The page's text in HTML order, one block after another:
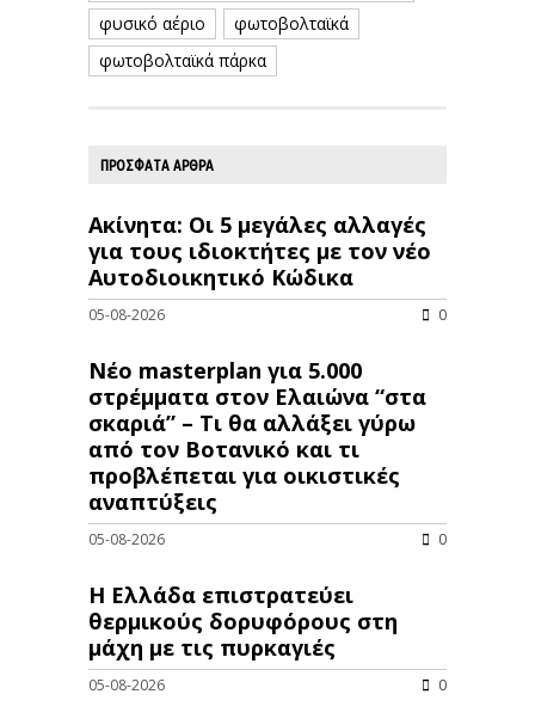
φυσικό αέριο
φωτοβολταϊκά
φωτοβολταϊκά πάρκα
ΠΡΟΣΦΑΤΑ ΑΡΘΡΑ
Ακίνητα: Οι 5 μεγάλες αλλαγές
για τους ιδιοκτήτες με τον νέο
Αυτοδιοικητικό Κώδικα
05-08-2026 0
Νέο masterplan για 5.000
στρέμματα στον Ελαιώνα “στα
σκαριά” – Τι θα αλλάξει γύρω
από τον Βοτανικό και τι
προβλέπεται για οικιστικές
αναπτύξεις
05-08-2026 0
Η Ελλάδα επιστρατεύει
θερμικούς δορυφόρους στη
μάχη με τις πυρκαγιές
05-08-2026 0